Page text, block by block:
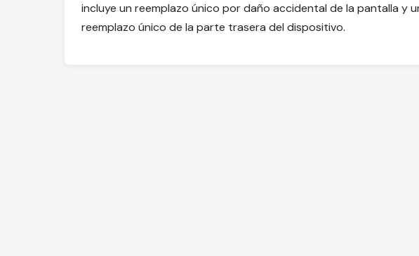
incluye un reemplazo único por daño accidental de la pantalla y
reemplazo único de la parte trasera del dispositivo.